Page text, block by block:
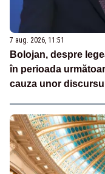
7 aug. 2026, 11:51
Bolojan, despre
în perioada
cauza unor